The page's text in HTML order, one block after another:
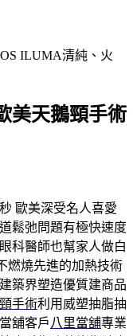
ILUMA清純、火
美天鵝頸手術
歐美深受名人喜愛
鬆弛問題有極快速度
科醫師也幫家人做白
燃燒先進的加熱技術
建築界塑造優質建商品
手術利用威塑抽脂抽
舖客戶 八里當舖專業